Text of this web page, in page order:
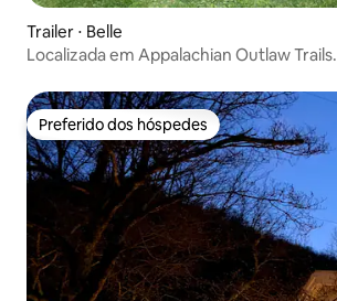
Trailer ⋅ Belle
Localizada em Appalachian Outlaw Trails.
Preferido dos hóspedes
Preferido dos hóspedes